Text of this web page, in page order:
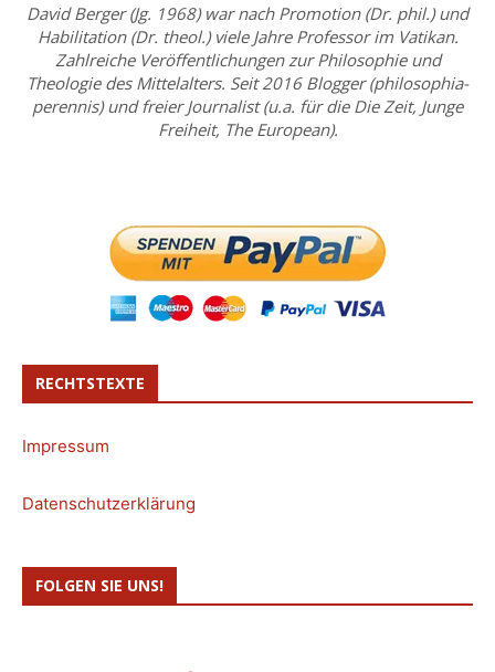
David Berger (Jg. 1968) war nach Promotion (Dr. phil.) und
Habilitation (Dr. theol.) viele Jahre Professor im Vatikan.
Zahlreiche Veröffentlichungen zur Philosophie und
Theologie des Mittelalters. Seit 2016 Blogger (philosophia-
perennis) und freier Journalist (u.a. für die Die Zeit, Junge
Freiheit, The European).
RECHTSTEXTE
Impressum
Datenschutzerklärung
FOLGEN SIE UNS!